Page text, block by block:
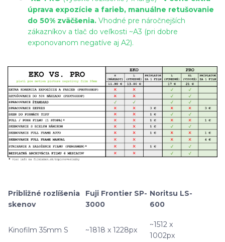
úprava expozície a farieb, manuálne retušovanie
do 50% zväčšenia. Vhodné pre náročnejších
zákazníkov a tlač do veľkosti ~A3 (pri dobre
exponovanom negatíve aj A2).
Približné rozlíšenia
skenov
Fuji Frontier SP-
3000
Noritsu LS-
600
Kinofilm 35mm S ~1818 x 1228px
~1512 x
1002px